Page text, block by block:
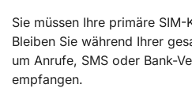
Sie müssen Ihre primäre
Bleiben Sie während Ihrer
um Anrufe, SMS oder Bank-
empfangen.